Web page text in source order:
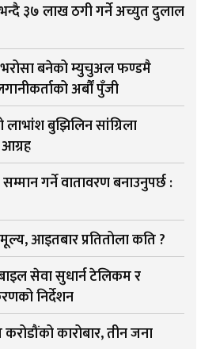
३७ लाख ठगी गर्ने अच्युत दुलाल
भरोसा बनेको म्युचुअल फण्डमै
अर्बौं पुँजी
लाभांश बुझिलिन सांग्रिला
गर्ने वातावरण बनाउनुपर्छ :
आइतबार प्रतितोला कति ?
सेवा सुधार्न टेलिकम र
निर्देशन
कारोबार, तीन जना